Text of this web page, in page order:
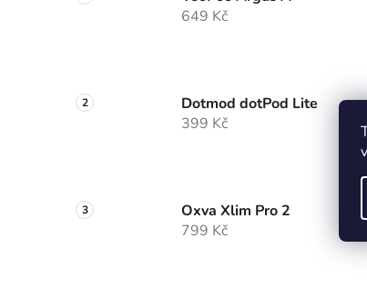
649 Kč
Dotmod dotPod Lite
399 Kč
Oxva Xlim Pro 2
799 Kč